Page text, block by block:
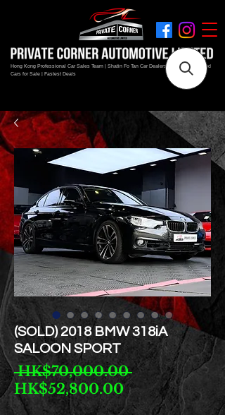
Hong Kong Professional Car Sales Team | Shatin Fo Tan Car Dealership | New and Used
Cars for Sale | Fastest Deals
(SOLD) 2018 BMW 318iA
SALOON SPORT
HK$70,000.00 Regular
Price
HK$52,800.00Sale
Price